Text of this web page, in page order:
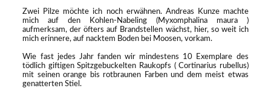
Zwei Pilze möchte ich noch erwähnen. Andreas Kunze machte
mich auf den Kohlen-Nabeling (Myxomphalina maura )
aufmerksam, der öfters auf Brandstellen wächst, hier, so weit ich
mich erinnere, auf nacktem Boden bei Moosen, vorkam.
Wie fast jedes Jahr fanden wir mindestens 10 Exemplare des
tödlich giftigen Spitzgebuckelten Raukopfs ( Cortinarius rubellus)
mit seinen orange bis rotbraunen Farben und dem meist etwas
genatterten Stiel.